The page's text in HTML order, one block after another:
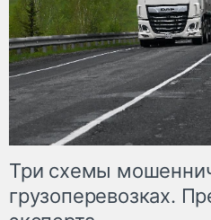
Три схемы
грузоперевозках.